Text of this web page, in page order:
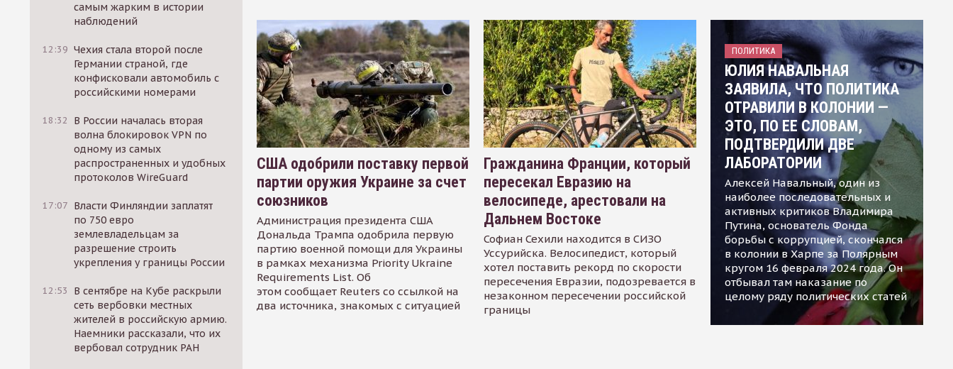
самым жарким в истории
наблюдений
12:39 Чехия стала второй после
Германии страной, где
конфисковали автомобиль с
российскими номерами
18:32
В России началась вторая
волна блокировок VPN по
одному из самых
распространенных и удобных
протоколов WireGuard
17:07 Власти Финляндии заплатят
по 750 евро
землевладельцам за
разрешение строить
укрепления у границы России
12:53
В сентябре на Кубе раскрыли
сеть вербовки местных
жителей в российскую армию.
Наемники рассказали, что их
вербовал сотрудник РАН
США одобрили поставку первой
партии оружия Украине за счет
союзников
Администрация президента США
Дональда Трампа одобрила первую
партию военной помощи для Украины
в рамках механизма Priority Ukraine
Requirements List. Об
этом сообщает Reuters со ссылкой на
два источника, знакомых с ситуацией
Гражданина Франции, который
пересекал Евразию на
велосипеде, арестовали на
Дальнем Востоке
Софиан Сехили находится в СИЗО
Уссурийска. Велосипедист, который
хотел поставить рекорд по скорости
пересечения Евразии, подозревается в
незаконном пересечении российской
границы
ПОЛИТИКА
ЮЛИЯ НАВАЛЬНАЯ
ЗАЯВИЛА, ЧТО ПОЛИТИКА
ОТРАВИЛИ В КОЛОНИИ —
ЭТО, ПО ЕЕ СЛОВАМ,
ПОДТВЕРДИЛИ ДВЕ
ЛАБОРАТОРИИ
Алексей Навальный, один из
наиболее последовательных и
активных критиков Владимира
Путина, основатель Фонда
борьбы с коррупцией, скончался
в колонии в Харпе за Полярным
кругом 16 февраля 2024 года. Он
отбывал там наказание по
целому ряду политических статей